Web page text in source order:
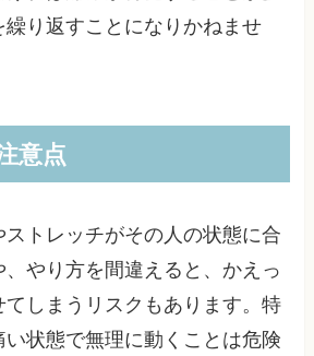
繰り返すことになりかねませ
意点
トレッチがその人の状態に合
やり方を間違えると、かえっ
てしまうリスクもあります。特
状態で無理に動くことは危険